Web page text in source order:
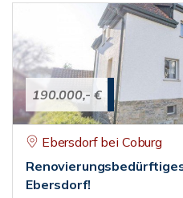
190.000,- €
Ebersdorf bei Coburg
Ebersdorf!